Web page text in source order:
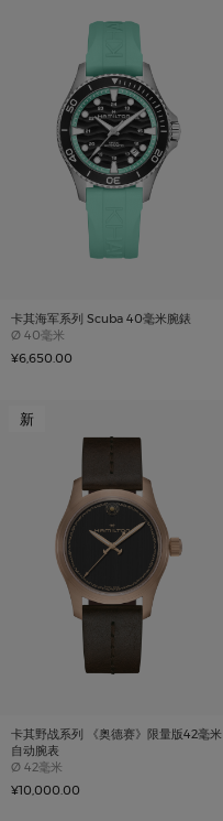
卡其海军系列 Scuba 40毫米腕錶
Ø Case size
40毫米
¥6,650.00
新
卡其野战系列 《奥德赛》限量版42毫米
自动腕表
Ø Case size
42毫米
¥10,000.00